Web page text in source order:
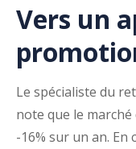
Vers un
Le spécialiste du
note que le marché
-16% sur un an. En